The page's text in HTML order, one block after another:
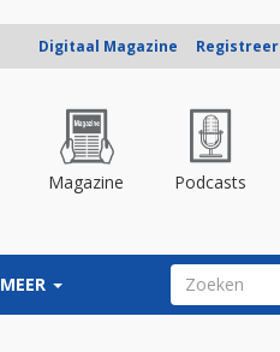
Digitaal Magazine Registreer
Magazine Podcasts
MEER ZOEKVELD